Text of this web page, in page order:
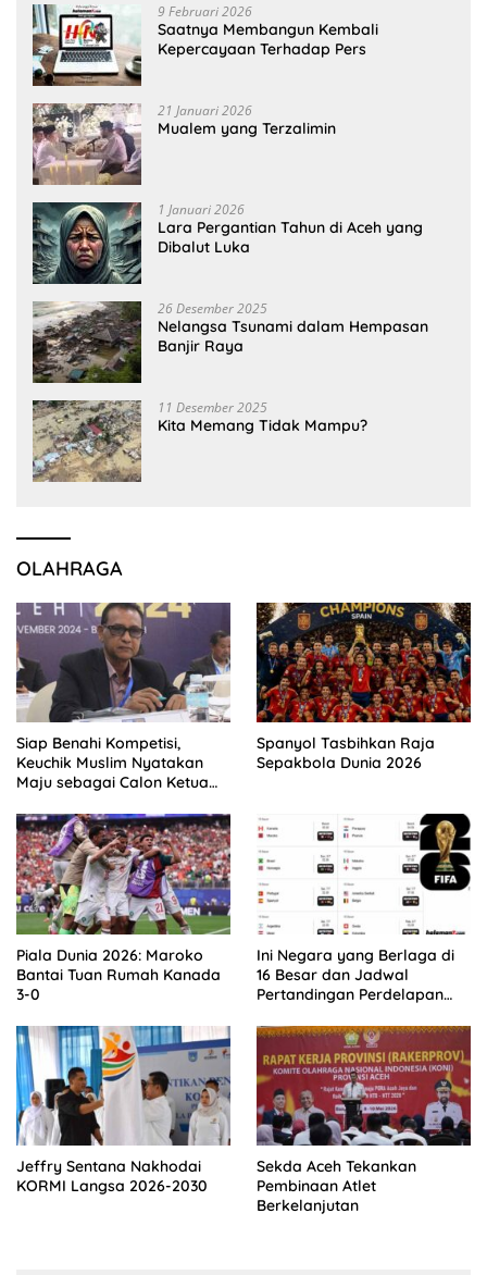
9 Februari 2026
Saatnya Membangun Kembali
Kepercayaan Terhadap Pers
21 Januari 2026
Mualem yang Terzalimin
1 Januari 2026
Lara Pergantian Tahun di Aceh yang
Dibalut Luka
26 Desember 2025
Nelangsa Tsunami dalam Hempasan
Banjir Raya
11 Desember 2025
Kita Memang Tidak Mampu?
OLAHRAGA
Siap Benahi Kompetisi,
Keuchik Muslim Nyatakan
Maju sebagai Calon Ketua
Spanyol Tasbihkan Raja
Sepakbola Dunia 2026
Piala Dunia 2026: Maroko
Bantai Tuan Rumah Kanada
3-0
Ini Negara yang Berlaga di
16 Besar dan Jadwal
Pertandingan Perdelapan
Jeffry Sentana Nakhodai
KORMI Langsa 2026-2030
Sekda Aceh Tekankan
Pembinaan Atlet
Berkelanjutan